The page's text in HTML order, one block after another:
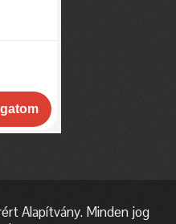
Alapítvány. Minden jog